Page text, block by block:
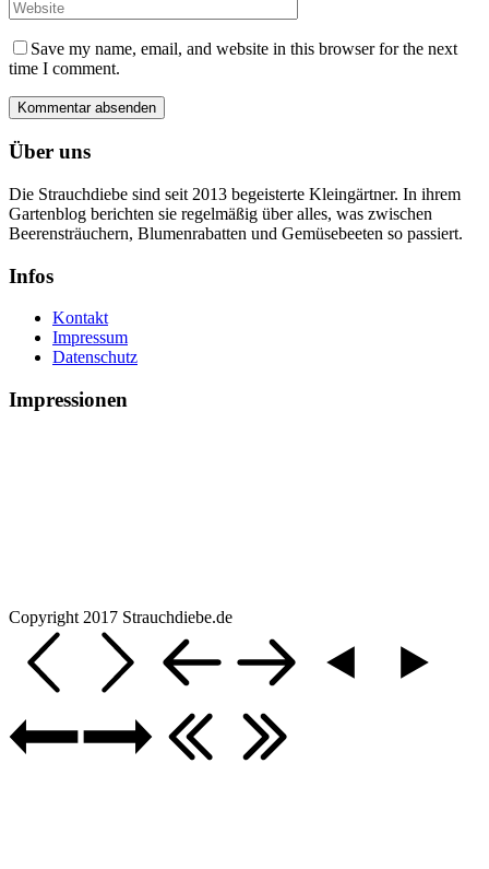
Save my name, email, and website in this browser for the next
time I comment.
Über uns
Die Strauchdiebe sind seit 2013 begeisterte Kleingärtner. In ihrem
Gartenblog berichten sie regelmäßig über alles, was zwischen
Beerensträuchern, Blumenrabatten und Gemüsebeeten so passiert.
Infos
Kontakt
Impressum
Datenschutz
Impressionen
Copyright 2017 Strauchdiebe.de